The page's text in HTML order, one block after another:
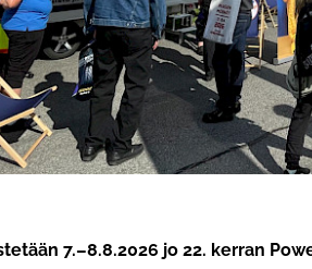
7.–8.8.2026 jo 22. kerran